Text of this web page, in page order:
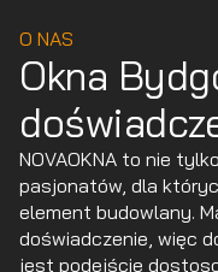
O NAS
Okna
NOVAOKNA to nie
pasjonatów, dla
element budowlany.
doświadczenie, więc
jest podejście